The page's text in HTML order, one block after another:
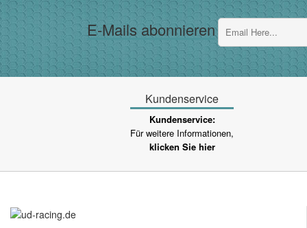
E-Mails abonnieren
Kundenservice
Kundenservice:
Für weitere Informationen,
klicken Sie hier